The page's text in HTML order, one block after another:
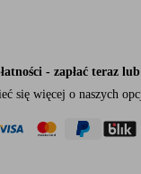
- zapłać teraz
się więcej o naszych